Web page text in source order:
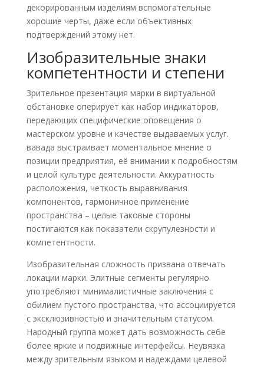
декорированным изделиям вспомогательные
хорошие черты, даже если объективных
подтверждений этому нет.
Изобразительные знаки
компетентности и степени
Зрительное презентация марки в виртуальной
обстановке оперирует как набор индикаторов,
передающих специфические оповещения о
мастерском уровне и качестве выдаваемых услуг.
вавада выстраивает моментальное мнение о
позиции предприятия, её внимании к подробностям
и целой культуре деятельности. Аккуратность
расположения, четкость выравнивания
компонентов, гармоничное применение
пространства – целые таковые стороны
постигаются как показатели скрупулезности и
компетентности.
Изобразительная сложность призвана отвечать
локации марки. Элитные сегменты регулярно
употребляют минималистичные заключения с
обилием пустого пространства, что ассоциируется
с эксклюзивностью и значительным статусом.
Народный группа может дать возможность себе
более яркие и подвижные интерфейсы. Неувязка
между зрительным языком и надеждами целевой